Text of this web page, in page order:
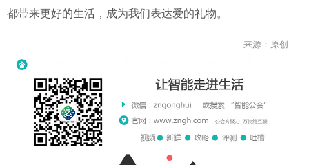
都带来更好的生活，成为我们表达爱的礼物。
来源：原创